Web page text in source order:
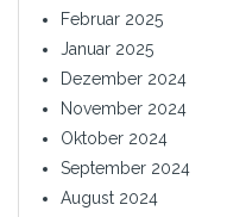
Februar 2025
Januar 2025
Dezember 2024
November 2024
Oktober 2024
September 2024
August 2024